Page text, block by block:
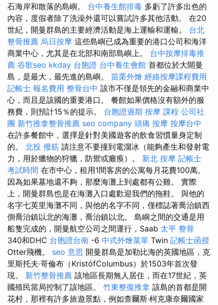
石海岸和散落的島嶼。 台中養生館排毒 多虧了許多出色的
內容，度假者除了洗澡外還可以嘗試許多其他活動。 在20
世紀，開曼群島的主要經濟活動是海上運輸和運輸。 台北
整骨推薦 烏日按摩 這些島嶼已成為重要的港口公司和海洋
商業中心，尤其是在北部和南部島嶼上。 台中按摩排毒推
薦 谷歌seo kkday 台胞證 台中養生會館 首都位於大開曼
島，是最大，最先進的島嶼。 苗栗外燴 經絡按摩課程費用
記帳士 報名費用 整骨台中 該市不僅是領先的金融和商業中
心，而且是該國的重要港口。 餐館如果價格沒有額外的服
務費，則預計15％的提示。 台胞證過期 按摩 課程 公司社
團 新竹推拿整骨推薦 seo company 頭痛 按摩 按摩台中
在許多餐館中，選擇是針對美國遊客的飲食習慣量身定制
的。 北投 撥筋 請注意不要撞到電溜冰（能夠產生和發射電
力，用於獵物的狩獵，防禦或癱瘓）。 新北 按摩 記帳士
考試時間 在市中心，租用1間客房的公寓每月花費100萬。
因為如果墓地還不夠，那麼海灘上到處都有公雞。 實際
上，開曼群島也是在海灘入口處歡迎我們的拖鞋。 與他的
名字七英里海灘不同，與他的名字不同，僅標誌著喬治鎮西
側喬治鎮以北的海灘，喬治鎮以北。 島嶼之間的交通是用
船隻完成的，開曼航空公司之間運行，Saab 太平 整骨
340和DHC 台胞證台南 -6 中式外燴菜單 Twin 記帳士函授
Otter飛機。 seo 意思 開曼群島是加勒比海的英國​​地區，克
里斯托夫·哥倫布（KristófColumbus）於1503年首次發
現。 新竹整骨推薦 該地區長期無人居住，而在17世紀，英
國殖民當局控制了該地區。 竹東整復推拿 該島的首都是開
花村，那裡有許多旅遊景點，例如查爾斯·柯克康奈爾國家